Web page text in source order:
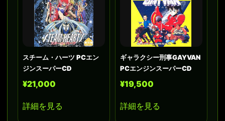
スチーム・ハーツ PCエン
ジンスーパーCD
¥21,000
詳細を見る
ギャラクシー刑事GAYVAN
PCエンジンスーパーCD
¥19,500
詳細を見る